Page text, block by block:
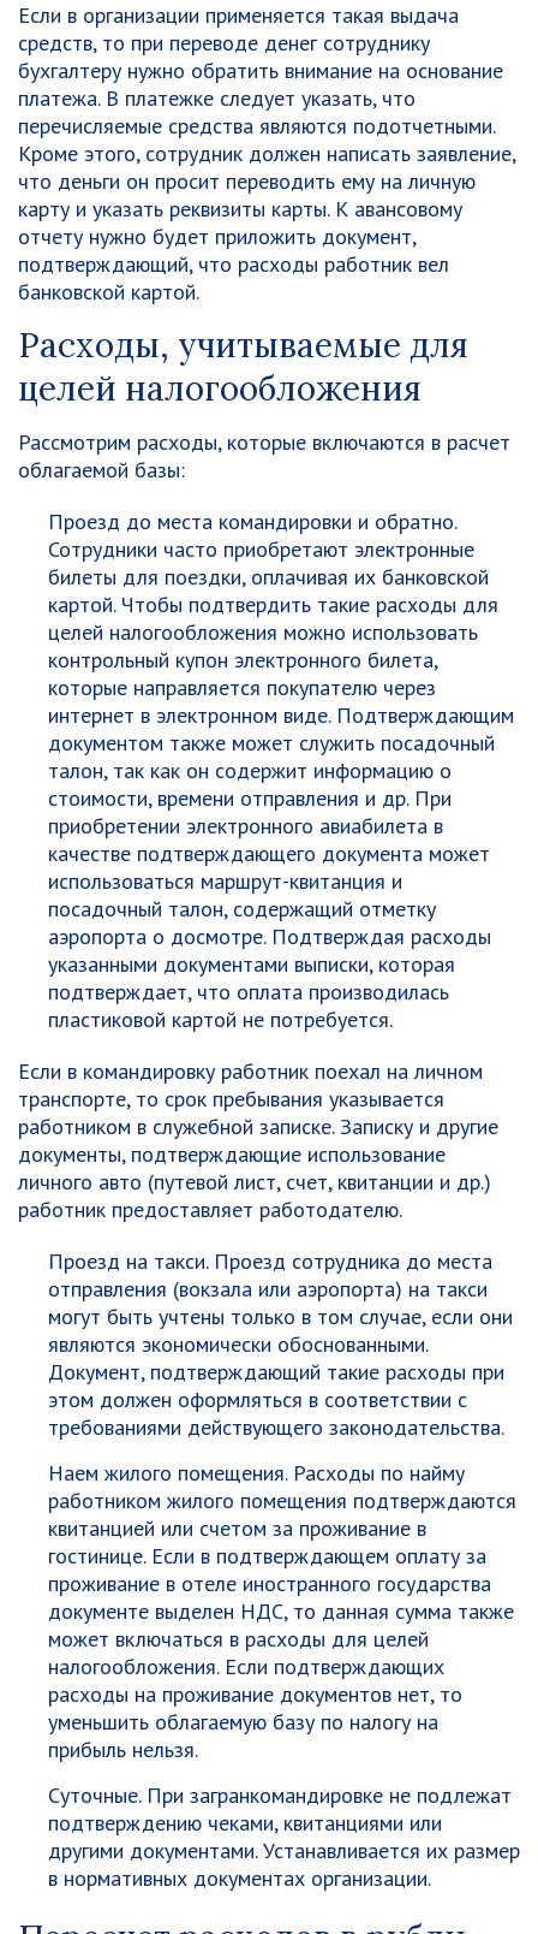
Если в организации применяется такая выдача
средств, то при переводе денег сотруднику
бухгалтеру нужно обратить внимание на основание
платежа. В платежке следует указать, что
перечисляемые средства являются подотчетными.
Кроме этого, сотрудник должен написать заявление,
что деньги он просит переводить ему на личную
карту и указать реквизиты карты. К авансовому
отчету нужно будет приложить документ,
подтверждающий, что расходы работник вел
банковской картой.
Расходы, учитываемые для
целей налогообложения
Рассмотрим расходы, которые включаются в расчет
облагаемой базы:
Проезд до места командировки и обратно.
Сотрудники часто приобретают электронные
билеты для поездки, оплачивая их банковской
картой. Чтобы подтвердить такие расходы для
целей налогообложения можно использовать
контрольный купон электронного билета,
которые направляется покупателю через
интернет в электронном виде. Подтверждающим
документом также может служить посадочный
талон, так как он содержит информацию о
стоимости, времени отправления и др. При
приобретении электронного авиабилета в
качестве подтверждающего документа может
использоваться маршрут-квитанция и
посадочный талон, содержащий отметку
аэропорта о досмотре. Подтверждая расходы
указанными документами выписки, которая
подтверждает, что оплата производилась
пластиковой картой не потребуется.
Если в командировку работник поехал на личном
транспорте, то срок пребывания указывается
работником в служебной записке. Записку и другие
документы, подтверждающие использование
личного авто (путевой лист, счет, квитанции и др.)
работник предоставляет работодателю.
Проезд на такси. Проезд сотрудника до места
отправления (вокзала или аэропорта) на такси
могут быть учтены только в том случае, если они
являются экономически обоснованными.
Документ, подтверждающий такие расходы при
этом должен оформляться в соответствии с
требованиями действующего законодательства.
Наем жилого помещения. Расходы по найму
работником жилого помещения подтверждаются
квитанцией или счетом за проживание в
гостинице. Если в подтверждающем оплату за
проживание в отеле иностранного государства
документе выделен НДС, то данная сумма также
может включаться в расходы для целей
налогообложения. Если подтверждающих
расходы на проживание документов нет, то
уменьшить облагаемую базу по налогу на
прибыль нельзя.
Суточные. При загранкомандировке не подлежат
подтверждению чеками, квитанциями или
другими документами. Устанавливается их размер
в нормативных документах организации.